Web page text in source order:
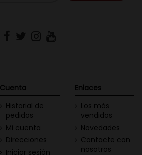
Cuenta
Historial de
pedidos
Mi cuenta
Direcciones
Iniciar sesión
Enlaces
Los más
vendidos
Novedades
Contacte con
nosotros